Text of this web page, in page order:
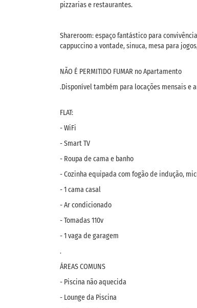
pizzarias e restaurantes.
Shareroom: espaço fantástico para
cappuccino a vontade, sinuca, mesa para
NÃO É PERMITIDO FUMAR no Apartamento
.Disponível também para locações mensais e
FLAT:
- WiFi
- Smart TV
- Roupa de cama e banho
- Cozinha equipada com fogão de indução,
- 1 cama casal
- Ar condicionado
- Tomadas 110v
- 1 vaga de garagem
.
ÁREAS COMUNS
- Piscina não aquecida
- Lounge da Piscina